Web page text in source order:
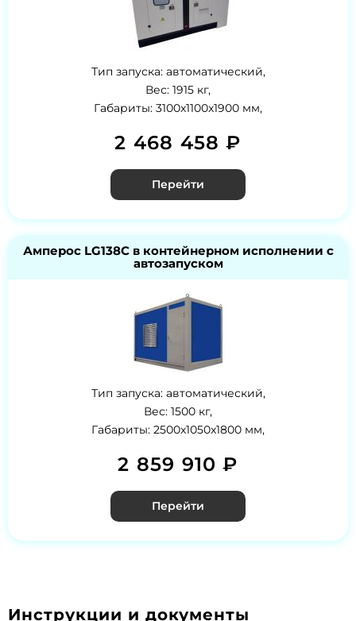
Тип запуска: автоматический,
Вес: 1915 кг,
Габариты: 3100x1100x1900 мм,
2 468 458 ₽
Перейти
Амперос LG138C в контейнерном исполнении с
автозапуском
Тип запуска: автоматический,
Вес: 1500 кг,
Габариты: 2500x1050x1800 мм,
2 859 910 ₽
Перейти
Инструкции и документы